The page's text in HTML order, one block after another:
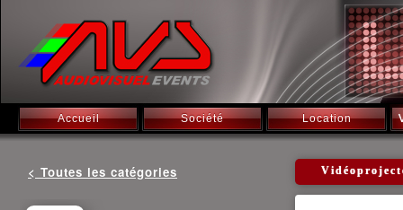
Accueil Société Location
< Toutes les catégories